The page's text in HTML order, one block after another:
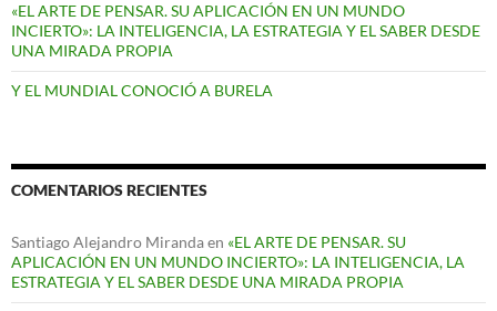
«EL ARTE DE PENSAR. SU APLICACIÓN EN UN MUNDO
INCIERTO»: LA INTELIGENCIA, LA ESTRATEGIA Y EL SABER DESDE
UNA MIRADA PROPIA
Y EL MUNDIAL CONOCIÓ A BURELA
COMENTARIOS RECIENTES
Santiago Alejandro Mirandaen «EL ARTE DE PENSAR. SU
APLICACIÓN EN UN MUNDO INCIERTO»: LA INTELIGENCIA, LA
ESTRATEGIA Y EL SABER DESDE UNA MIRADA PROPIA